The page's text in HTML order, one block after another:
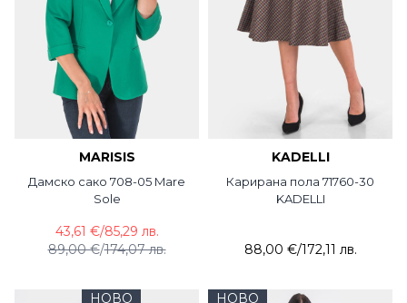
MARISIS
Дамско сако 708-05 Mare
Sole
89,00 €/174,07 лв.
43,61 €/85,29 лв.
KADELLI
Карирана пола 71760-30
KADELLI
88,00 €/172,11 лв.
НОВО НОВО